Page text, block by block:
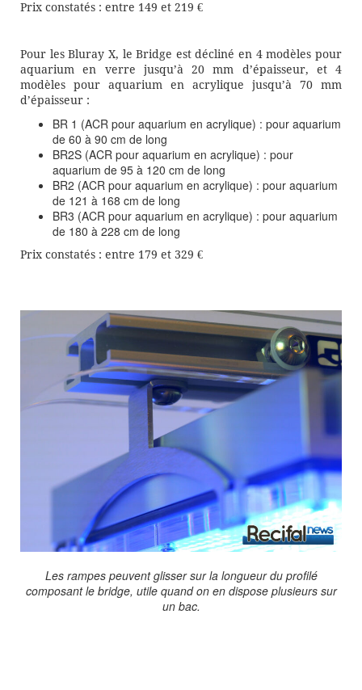
Prix constatés : entre 149 et 219 €
Pour les Bluray X, le Bridge est décliné en 4 modèles pour
aquarium en verre jusqu’à 20 mm d’épaisseur, et 4
modèles pour aquarium en acrylique jusqu’à 70 mm
d’épaisseur :
BR 1 (ACR pour aquarium en acrylique) : pour aquarium
de 60 à 90 cm de long
BR2S (ACR pour aquarium en acrylique) : pour
aquarium de 95 à 120 cm de long
BR2 (ACR pour aquarium en acrylique) : pour aquarium
de 121 à 168 cm de long
BR3 (ACR pour aquarium en acrylique) : pour aquarium
de 180 à 228 cm de long
Prix constatés : entre 179 et 329 €
Les rampes peuvent glisser sur la longueur du profilé
composant le bridge, utile quand on en dispose plusieurs sur
un bac.